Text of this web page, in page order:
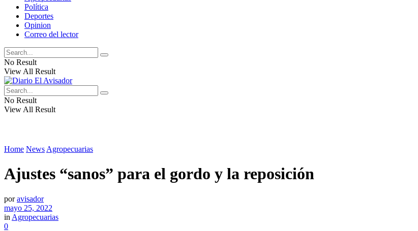
Política
Deportes
Opinion
Correo del lector
No Result
View All Result
No Result
View All Result
Home News Agropecuarias
Ajustes “sanos” para el gordo y la reposición
por avisador
mayo 25, 2022
in Agropecuarias
0